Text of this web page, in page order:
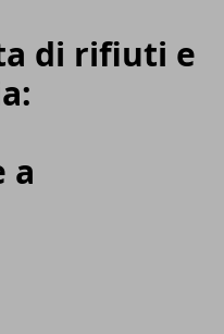
di rifiuti e
a